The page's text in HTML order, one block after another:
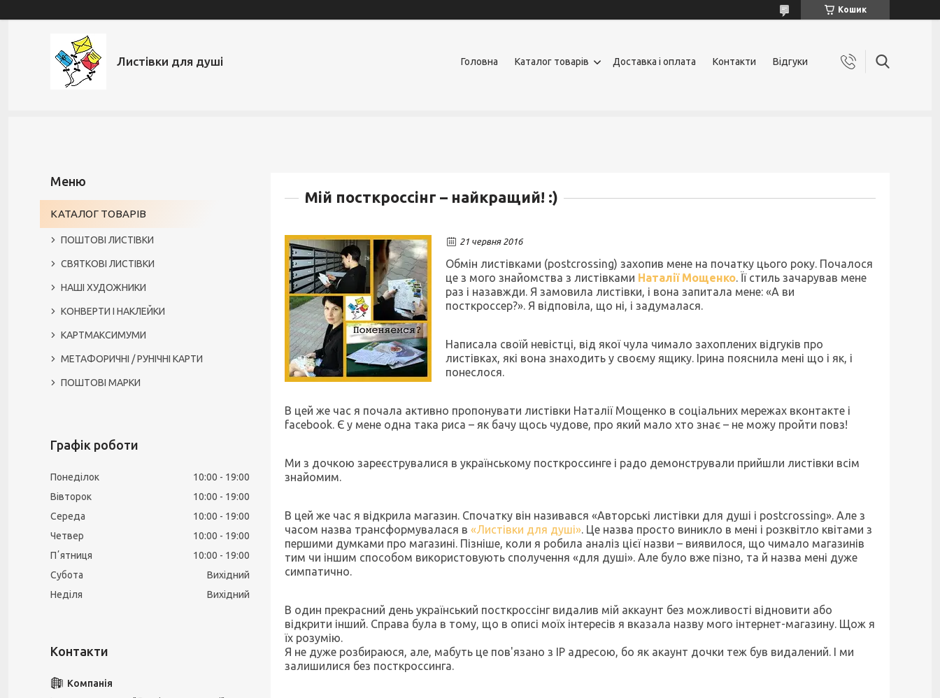
Кошик
Листівки для душі Головна Каталог товарів Доставка і оплата Контакти Відгуки
Мій посткроссінг – найкращий! :)
21 червня 2016
Обмін листівками (postcrossing) захопив мене на початку цього року. Почалося
це з мого знайомства з листівками Наталії Мощенко. Її стиль зачарував мене
раз і назавжди. Я замовила листівки, і вона запитала мене: «А ви
посткроссер?». Я відповіла, що ні, і задумалася.
Написала своїй невістці, від якої чула чимало захоплених відгуків про
листівках, які вона знаходить у своєму ящику. Ірина пояснила мені що і як, і
понеслося.
В цей же час я почала активно пропонувати листівки Наталії Мощенко в соціальних мережах вконтакте і
facebook. Є у мене одна така риса – як бачу щось чудове, про який мало хто знає – не можу пройти повз!
Ми з дочкою зареєструвалися в українському посткроссинге і радо демонстрували прийшли листівки всім
знайомим.
В цей же час я відкрила магазин. Спочатку він називався «Авторські листівки для душі і postcrossing». Але з
часом назва трансформувалася в «Листівки для душі». Це назва просто виникло в мені і розквітло квітами з
першими думками про магазині. Пізніше, коли я робила аналіз цієї назви – виявилося, що чимало магазинів
тим чи іншим способом використовують сполучення «для душі». Але було вже пізно, та й назва мені дуже
симпатично.
В один прекрасний день український посткроссінг видалив мій аккаунт без можливості відновити або
відкрити інший. Справа була в тому, що в описі моїх інтересів я вказала назву мого інтернет-магазину. Щож я
їх розумію.
Я не дуже розбираюся, але, мабуть це пов'язано з IP адресою, бо як акаунт дочки теж був видалений. І ми
залишилися без посткроссинга.
КАТАЛОГ ТОВАРІВ
ПОШТОВІ ЛИСТІВКИ
СВЯТКОВІ ЛИСТІВКИ
НАШІ ХУДОЖНИКИ
КОНВЕРТИ І НАКЛЕЙКИ
КАРТМАКСИМУМИ
МЕТАФОРИЧНІ / РУНІЧНІ КАРТИ
ПОШТОВІ МАРКИ
Графік роботи
Понеділок 10:00
19:00
Вівторок
10:00
19:00
Середа
10:00
19:00
Четвер
10:00
19:00
Пʼятниця
10:00
19:00
Субота
Вихідний
Неділя
Вихідний